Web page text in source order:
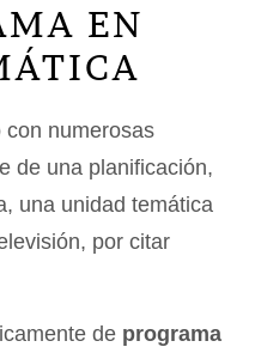
EN
numerosas
de una planificación,
una unidad temática
por citar
de programa